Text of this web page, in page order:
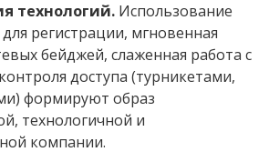
технологий. Использование
регистрации, мгновенная
бейджей, слаженная работа с
доступа (турникетами,
формируют образ
технологичной и
компании.